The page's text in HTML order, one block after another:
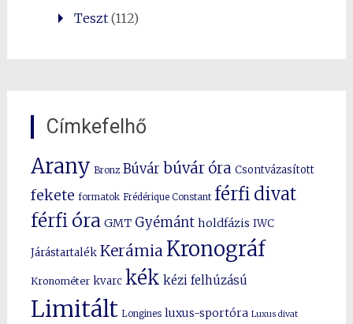
Teszt(112)
Címkefelhő
Arany Bronz Búvár búvár óra Csontvázasított
fekete formatok Frédérique Constant férfi divat
férfi óra GMT Gyémánt holdfázis IWC
Járástartalék Kerámia Kronográf
Kronométer kvarc kék kézi felhúzású
Limitált Longines luxus-sportóra Luxus divat